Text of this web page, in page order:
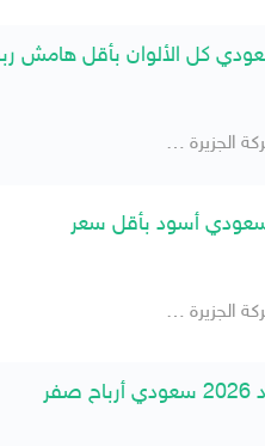
شركة الجزيرة -جارالله-
شركة الجزيرة -جارالله-